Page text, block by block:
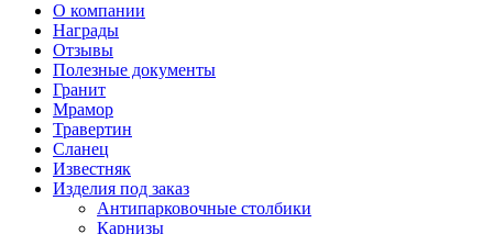
О компании
Награды
Отзывы
Полезные документы
Гранит
Мрамор
Травертин
Сланец
Известняк
Изделия под заказ
Антипарковочные столбики
Карнизы